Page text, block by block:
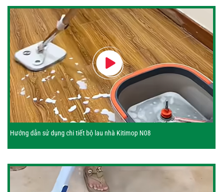
Hướng dẫn sử dụng chi tiết bộ lau nhà Kitimop N08